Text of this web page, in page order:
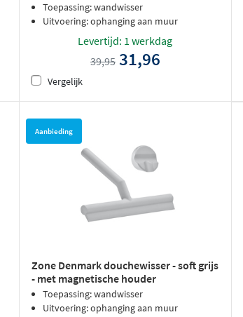
Toepassing: wandwisser
Uitvoering: ophanging aan muur
Levertijd: 1 werkdag
39,95 31,96
Vergelijk
Aanbieding
Zone Denmark douchewisser - soft grijs
- met magnetische houder
Toepassing: wandwisser
Uitvoering: ophanging aan muur